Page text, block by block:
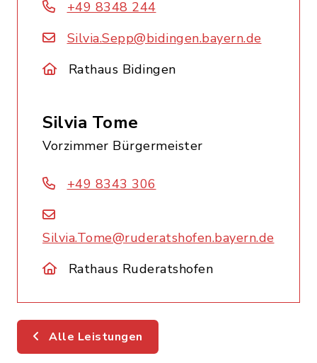
+49 8348 244
Silvia.Sepp@bidingen.bayern.de
Rathaus Bidingen
Silvia Tome
Vorzimmer Bürgermeister
+49 8343 306
Silvia.Tome@ruderatshofen.bayern.de
Rathaus Ruderatshofen
Alle Leistungen